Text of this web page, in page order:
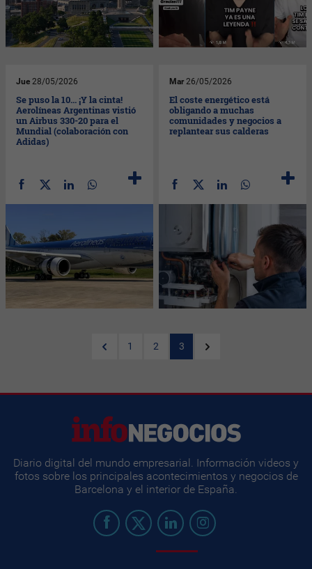
Jue 28/05/2026
Se puso la 10... ¡Y la cinta!
Aerolíneas Argentinas vistió
un Airbus 330-20 para el
Mundial (colaboración con
Adidas)
Mar 26/05/2026
El coste energético está
obligando a muchas
comunidades y negocios a
replantear sus calderas
1 2 3
Diario digital del mundo empresarial. Información videos y
fotos sobre los principales acontecimientos y negocios de
Barcelona y el interior de España.